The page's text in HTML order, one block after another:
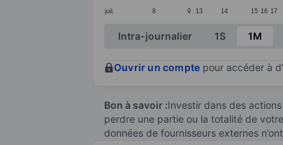
juil. 8 9 13 14 15 16 17
End of interactive chart.
Intra-journalier 1S 1M
Ouvrir un compte pour accéder à
Bon à savoir :Investir dans des
perdre une partie ou la totalité de
données de fournisseurs externes